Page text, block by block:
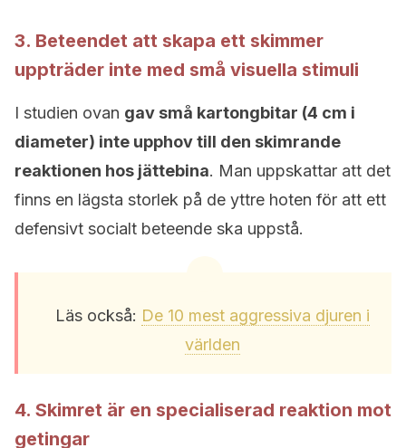
3. Beteendet att skapa ett skimmer
uppträder inte med små visuella stimuli
I studien ovan gav små kartongbitar (4 cm i
diameter) inte upphov till den skimrande
reaktionen hos jättebina. Man uppskattar att det
finns en lägsta storlek på de yttre hoten för att ett
defensivt socialt beteende ska uppstå.
Läs också: De 10 mest aggressiva djuren i
världen
4. Skimret är en specialiserad reaktion mot
getingar